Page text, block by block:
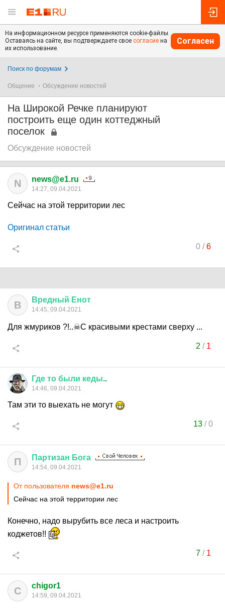
На информационном ресурсе применяются cookie-файлы.
Оставаясь на сайте, вы подтверждаете свое согласие на
их использование.
Согласен
Поиск по форумам
Общение Обсуждение новостей
На Широкой Речке планируют
построить еще один коттеджный
поселок
Обсуждение новостей
N news@e1.ru
14:27, 09.04.2021
Сейчас на этой территории лес
Оригинал статьи
0/6
В Вредный Енот
14:45, 09.04.2021
Для жмуриков ?!..☠С красивыми крестами сверху ...
2 / 1
Где то были кеды..
14:46, 09.04.2021
Там эти то выехать не могут
13 /0
П Партизан Бога
14:54, 09.04.2021
От пользователя news@e1.ru
Сейчас на этой территории лес
Конечно, надо вырубить все леса и настроить
коджетов!!
7/ 1
C chigor1
14:59, 09.04.2021